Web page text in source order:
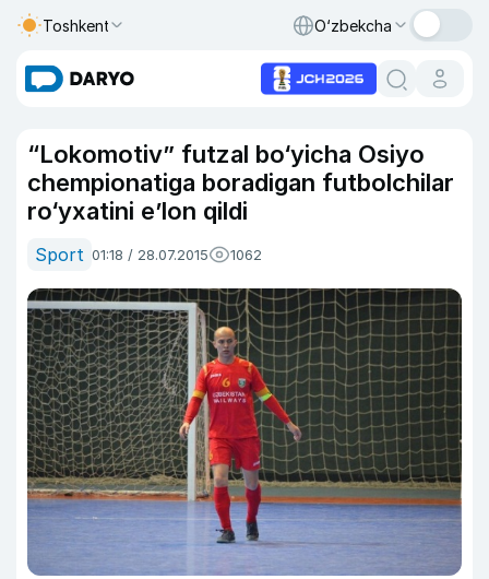
Toshkent O‘zbekcha
“Lokomotiv” futzal bo‘yicha Osiyo
chempionatiga boradigan futbolchilar
ro‘yxatini e’lon qildi
Sport 01:18 / 28.07.2015 1062